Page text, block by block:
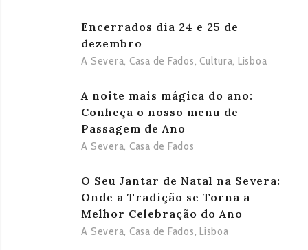
Encerrados dia 24 e 25 de
dezembro
A Severa, Casa de Fados,Cultura, Lisboa
A noite mais mágica do ano:
Conheça o nosso menu de
Passagem de Ano
A Severa, Casa de Fados
O Seu Jantar de Natal na Severa:
Onde a Tradição se Torna a
Melhor Celebração do Ano
A Severa, Casa de Fados,Lisboa